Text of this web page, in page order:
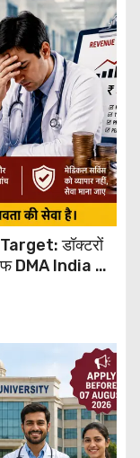
डॉक्टरों
DMA India का